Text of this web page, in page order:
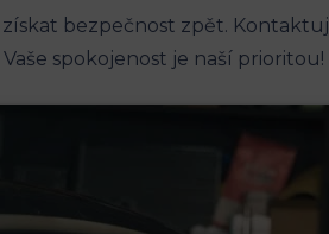
bezpečnost zpět.
⁤spokojenost je naší prioritou!